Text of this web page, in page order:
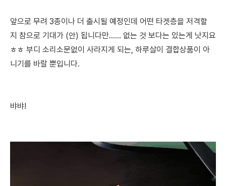
앞으로 무려 3종이나 더 출시될 예정인데 어떤 타겟층을 저격할
지 참으로 기대가 (안) 됩니다만...... 없는 것 보다는 있는게 낫지요
ㅎㅎ 부디 소리소문없이 사라지게 되는, 하루살이 결합상품이 아
니기를 바랄 뿐입니다.
뱌뱌!